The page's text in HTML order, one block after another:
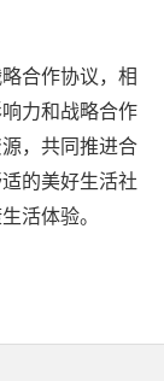
合作协议，相
力和战略合作
，共同推进合
的美好生活社
活体验。